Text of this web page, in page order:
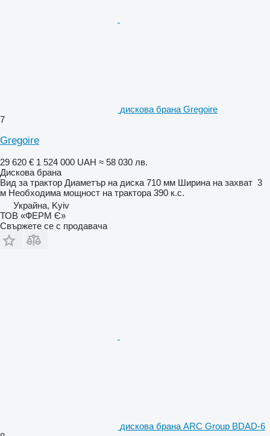
дискова брана Gregoire
7
Gregoire
29 620 € 1 524 000 UAH ≈ 58 030 лв.
Дискова брана
Вид за трактор Диаметър на диска 710 мм Ширина на захват 3
м Необходима мощност на трактора 390 к.с.
Украйна, Kyiv
ТОВ «ФЕРМ Є»
Свържете се с продавача
дискова брана ARC Group BDAD-6